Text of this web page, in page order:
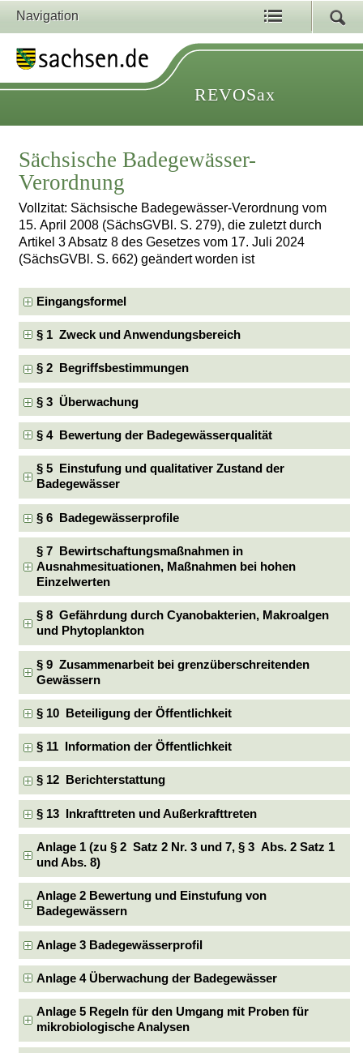
Navigation
REVOSax
Sächsische Badegewässer-
Verordnung
Vollzitat: Sächsische Badegewässer-Verordnung vom
15. April 2008 (SächsGVBl. S. 279), die zuletzt durch
Artikel 3 Absatz 8 des Gesetzes vom 17. Juli 2024
(SächsGVBl. S. 662) geändert worden ist
Eingangsformel
§ 1 Zweck und Anwendungsbereich
§ 2 Begriffsbestimmungen
§ 3 Überwachung
§ 4 Bewertung der Badegewässerqualität
§ 5 Einstufung und qualitativer Zustand der
Badegewässer
§ 6 Badegewässerprofile
§ 7 Bewirtschaftungsmaßnahmen in
Ausnahmesituationen, Maßnahmen bei hohen
Einzelwerten
§ 8 Gefährdung durch Cyanobakterien, Makroalgen
und Phytoplankton
§ 9 Zusammenarbeit bei grenzüberschreitenden
Gewässern
§ 10 Beteiligung der Öffentlichkeit
§ 11 Information der Öffentlichkeit
§ 12 Berichterstattung
§ 13 Inkrafttreten und Außerkrafttreten
Anlage 1 (zu § 2 Satz 2 Nr. 3 und 7, § 3 Abs. 2 Satz 1
und Abs. 8)
Anlage 2 Bewertung und Einstufung von
Badegewässern
Anlage 3 Badegewässerprofil
Anlage 4 Überwachung der Badegewässer
Anlage 5 Regeln für den Umgang mit Proben für
mikrobiologische Analysen